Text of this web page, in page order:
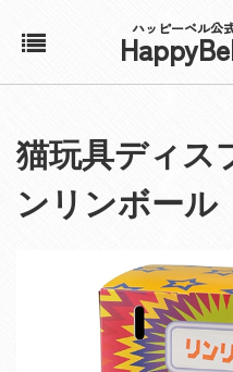
ハッピーベル公
アカウント
カート
猫玩具ディス
ンリンボール